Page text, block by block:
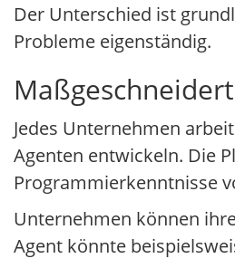
Der Unterschied ist
Probleme eigenständig.
Jedes Unternehmen
Agenten entwickeln. Die
Programmierkenntnisse
Unternehmen können
Agent könnte